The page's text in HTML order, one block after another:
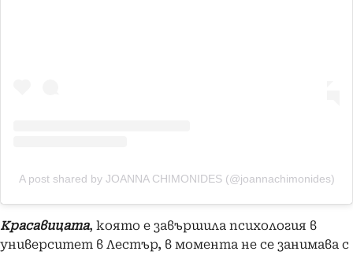
A post shared by JOANNA CHIMONIDES (@joannachimonides)
Красавицата, която е завършила психология в
университет в Лестър, в момента не се занимава с